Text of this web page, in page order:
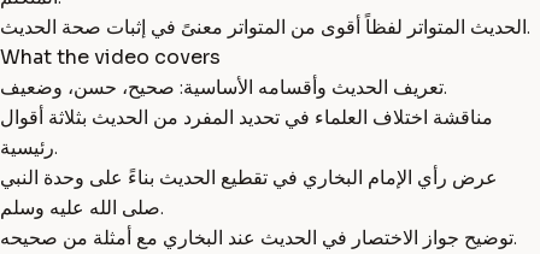
الحديث المتواتر لفظاً أقوى من المتواتر معنىً في إثبات صحة الحديث.
What the video covers
تعريف الحديث وأقسامه الأساسية: صحيح، حسن، وضعيف.
مناقشة اختلاف العلماء في تحديد المفرد من الحديث بثلاثة أقوال
رئيسية.
عرض رأي الإمام البخاري في تقطيع الحديث بناءً على وحدة النبي
صلى الله عليه وسلم.
توضيح جواز الاختصار في الحديث عند البخاري مع أمثلة من صحيحه.